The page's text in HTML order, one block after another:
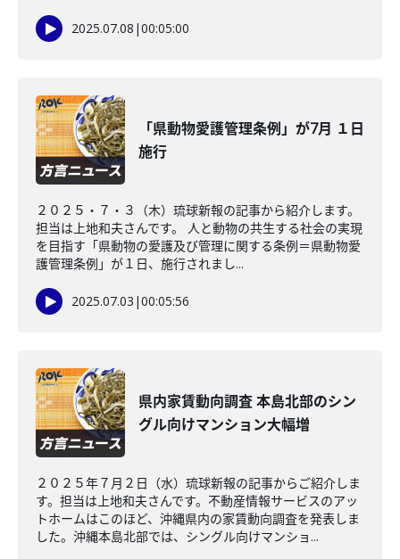
2025.07.08 |00:05:00
「県動物愛護管理条例」が7月 １日
施行
２０２５・７・３（木）琉球新報の記事から紹介します。
担当は上地和夫さんです。 人と動物の共生する社会の実現
を目指す「県動物の愛護及び管理に関する条例＝県動物愛
護管理条例」が１日、施行されまし...
2025.07.03 |00:05:56
県内家賃動向調査 本島北部のシン
グル向けマンション大幅増
２０２５年７月２日（水）琉球新報の記事からご紹介しま
す。担当は上地和夫さんです。不動産情報サービスのアッ
トホームはこのほど、沖縄県内の家賃動向調査を発表しま
した。沖縄本島北部では、シングル向けマンショ...